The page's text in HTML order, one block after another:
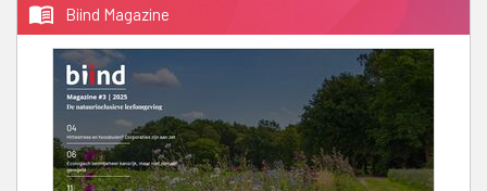
menu_book Biind Magazine